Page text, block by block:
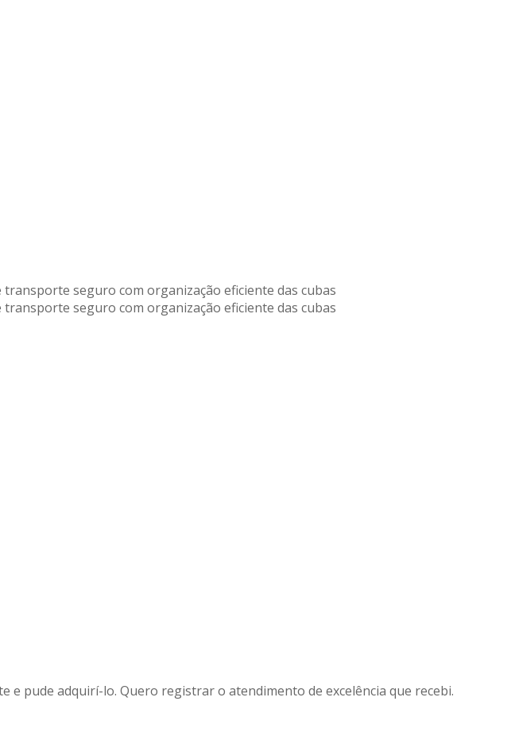
seguro com organização eficiente das cubas
seguro com organização eficiente das cubas
e pude adquirí-lo. Quero registrar o atendimento de excelência que recebi.